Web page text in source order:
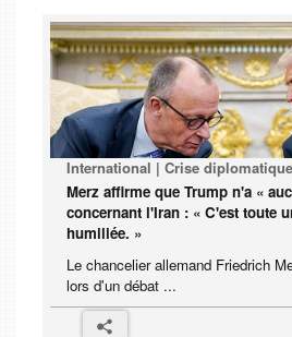
International | Crise diplomatique
Merz affirme que Trump n'a «
concernant l'Iran : « C'est toute
humiliée. »
Le chancelier allemand Friedrich
lors d'un débat ...